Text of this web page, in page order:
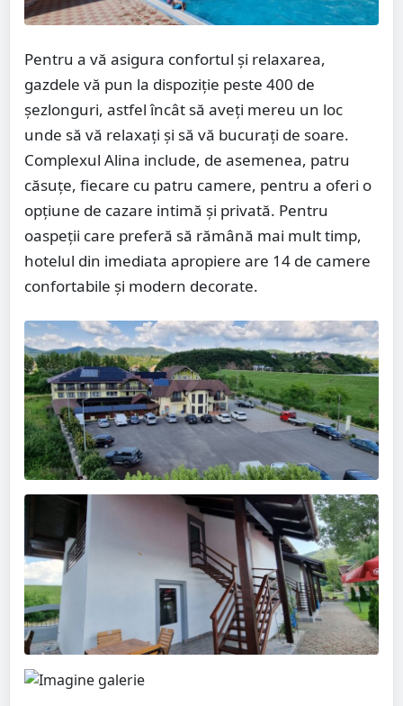
Pentru a vă asigura confortul și relaxarea,
gazdele vă pun la dispoziție peste 400 de
șezlonguri, astfel încât să aveți mereu un loc
unde să vă relaxați și să vă bucurați de soare.
Complexul Alina include, de asemenea, patru
căsuțe, fiecare cu patru camere, pentru a oferi o
opțiune de cazare intimă și privată. Pentru
oaspeții care preferă să rămână mai mult timp,
hotelul din imediata apropiere are 14 de camere
confortabile și modern decorate.